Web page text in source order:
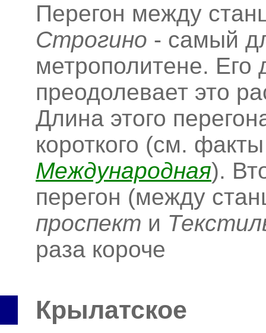
Перегон между
Строгино - самый
метрополитене.
преодолевает это
Длина этого
короткого (см.
Международная).
перегон (между
проспект и
раза короче
Крылатское